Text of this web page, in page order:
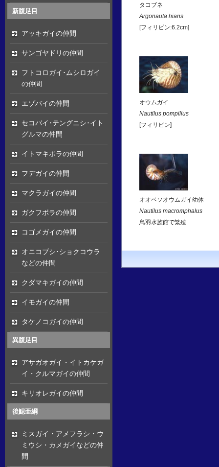
タコブネ
Argonauta hians
[フィリピン:6.2cm]
オウムガイ
Nautilus pompilius
[フィリピン]
オオベソオウムガイ幼体
Nautilus macromphalus
鳥羽水族館で繁殖
新腹足目
アッキガイの仲間
サンゴヤドリの仲間
フトコロガイ･ムシロガイ
の仲間
エゾバイの仲間
セコバイ･テングニシ･イト
グルマの仲間
イトマキボラの仲間
フデガイの仲間
マクラガイの仲間
ガクフボラの仲間
コゴメガイの仲間
オニコブシ･ショクコウラ
などの仲間
クダマキガイの仲間
イモガイの仲間
タケノコガイの仲間
異腹足目
アサガオガイ・イトカケガ
イ・クルマガイの仲間
キリオレガイの仲間
後鰓亜綱
ミスガイ・アメフラシ・ウ
ミウシ・カメガイなどの仲
間